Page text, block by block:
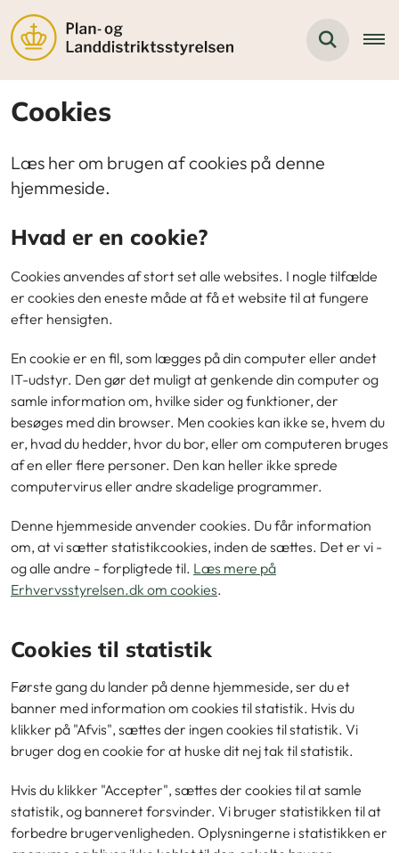
Cookies
Læs her om brugen af cookies på denne
hjemmeside.
Hvad er en cookie?
Cookies anvendes af stort set alle websites. I nogle tilfælde
er cookies den eneste måde at få et website til at fungere
efter hensigten.
En cookie er en fil, som lægges på din computer eller andet
IT-udstyr. Den gør det muligt at genkende din computer og
samle information om, hvilke sider og funktioner, der
besøges med din browser. Men cookies kan ikke se, hvem du
er, hvad du hedder, hvor du bor, eller om computeren bruges
af en eller flere personer. Den kan heller ikke sprede
computervirus eller andre skadelige programmer.
Denne hjemmeside anvender cookies. Du får information
om, at vi sætter statistikcookies, inden de sættes. Det er vi -
og alle andre - forpligtede til. Læs mere på
Erhvervsstyrelsen.dk om cookies.
Cookies til statistik
Første gang du lander på denne hjemmeside, ser du et
banner med information om cookies til statistik. Hvis du
klikker på "Afvis", sættes der ingen cookies til statistik. Vi
bruger dog en cookie for at huske dit nej tak til statistik.
Hvis du klikker "Accepter", sættes der cookies til at samle
statistik, og banneret forsvinder. Vi bruger statistikken til at
forbedre brugervenligheden. Oplysningerne i statistikken er